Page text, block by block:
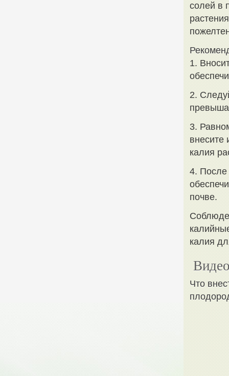
солей в
1.
2.
3.
внесите
калия
4. После
почве.
калия
Что